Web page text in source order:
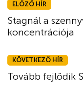
ELŐZŐ HÍR
Stagnál a
koncentrációja
KÖVETKEZŐ HÍR
Tovább fejlődik